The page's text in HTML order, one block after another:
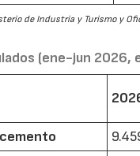
de Industria y Turismo y
(ene-jun 2026,